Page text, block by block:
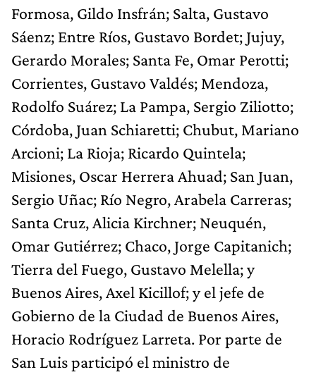
Formosa, Gildo Insfrán; Salta, Gustavo
Sáenz; Entre Ríos, Gustavo Bordet; Jujuy,
Gerardo Morales; Santa Fe, Omar Perotti;
Corrientes, Gustavo Valdés; Mendoza,
Rodolfo Suárez; La Pampa, Sergio Ziliotto;
Córdoba, Juan Schiaretti; Chubut, Mariano
Arcioni; La Rioja; Ricardo Quintela;
Misiones, Oscar Herrera Ahuad; San Juan,
Sergio Uñac; Río Negro, Arabela Carreras;
Santa Cruz, Alicia Kirchner; Neuquén,
Omar Gutiérrez; Chaco, Jorge Capitanich;
Tierra del Fuego, Gustavo Melella; y
Buenos Aires, Axel Kicillof; y el jefe de
Gobierno de la Ciudad de Buenos Aires,
Horacio Rodríguez Larreta. Por parte de
San Luis participó el ministro de